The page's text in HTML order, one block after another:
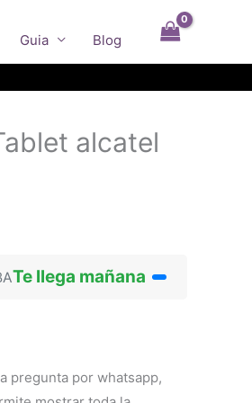
Guia Blog
alcatel
Te llega mañana
pregunta por whatsapp,